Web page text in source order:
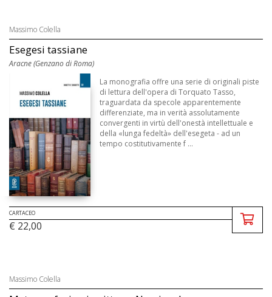
Massimo Colella
Esegesi tassiane
Aracne (Genzano di Roma)
La monografia offre una serie di originali piste
di lettura dell'opera di Torquato Tasso,
traguardata da specole apparentemente
differenziate, ma in verità assolutamente
convergenti in virtù dell'onestà intellettuale e
della «lunga fedeltà» dell'esegeta - ad un
tempo costitutivamente f ...
CARTACEO
€ 22,00
Massimo Colella